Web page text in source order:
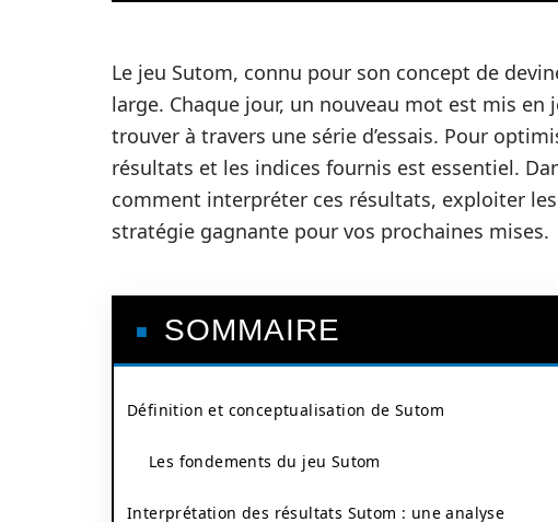
Le jeu Sutom, connu pour son concept de
large. Chaque jour, un nouveau mot est mis
trouver à travers une série d’essais. Pour
résultats et les indices fournis est essentiel.
comment interpréter ces résultats, exploiter
stratégie gagnante pour vos prochaines mises.
SOMMAIRE
Définition et conceptualisation de Sutom
Les fondements du jeu Sutom
Interprétation des résultats Sutom : une analyse